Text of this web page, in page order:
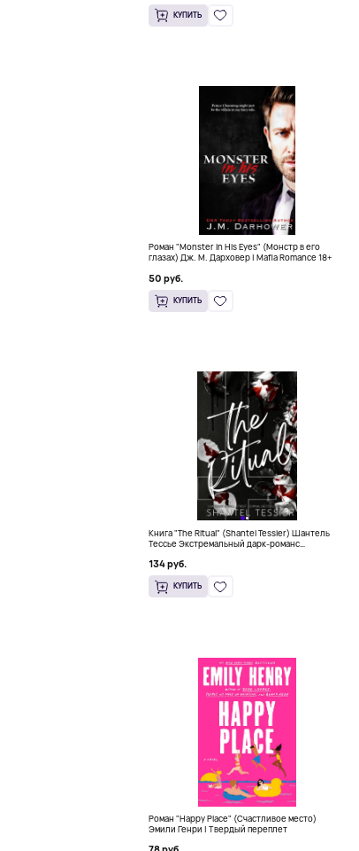
КУПИТЬ
Роман "Monster in His Eyes" (Монстр в его
глазах) Дж. М. Дарховер | Mafia Romance 18+
50 руб.
КУПИТЬ
Книга "The Ritual" (Shantel Tessier) Шантель
Тессье Экстремальный дарк-романс
134 руб.
КУПИТЬ
Роман "Happy Place" (Счастливое место)
Эмили Генри | Твердый переплет